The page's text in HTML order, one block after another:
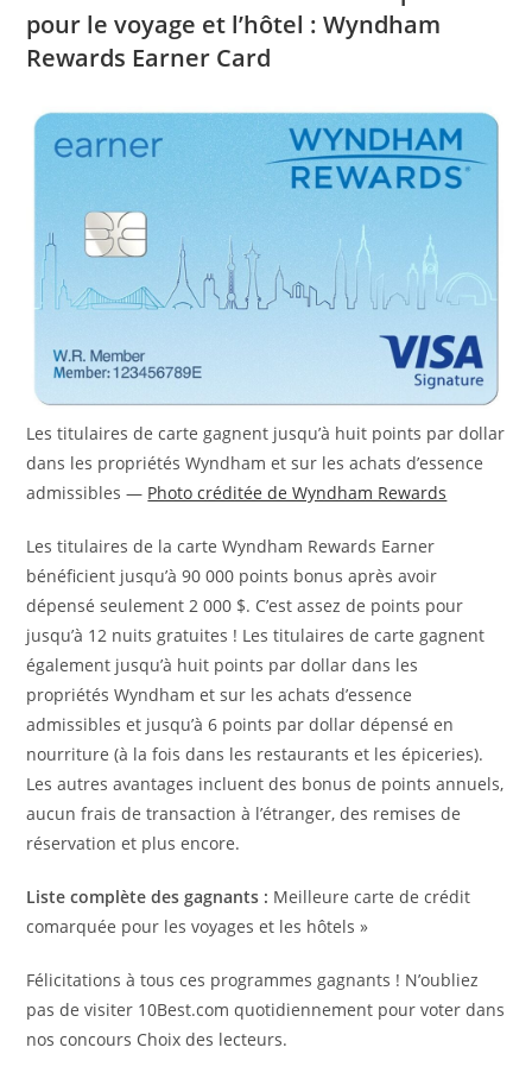
pour le voyage et l’hôtel : Wyndham
Rewards Earner Card
Les titulaires de carte gagnent jusqu’à huit points par dollar
dans les propriétés Wyndham et sur les achats d’essence
admissibles — Photo créditée de Wyndham Rewards
Les titulaires de la carte Wyndham Rewards Earner
bénéficient jusqu’à 90 000 points bonus après avoir
dépensé seulement 2 000 $. C’est assez de points pour
jusqu’à 12 nuits gratuites ! Les titulaires de carte gagnent
également jusqu’à huit points par dollar dans les
propriétés Wyndham et sur les achats d’essence
admissibles et jusqu’à 6 points par dollar dépensé en
nourriture (à la fois dans les restaurants et les épiceries).
Les autres avantages incluent des bonus de points annuels,
aucun frais de transaction à l’étranger, des remises de
réservation et plus encore.
Liste complète des gagnants : Meilleure carte de crédit
comarquée pour les voyages et les hôtels »
Félicitations à tous ces programmes gagnants ! N’oubliez
pas de visiter 10Best.com quotidiennement pour voter dans
nos concours Choix des lecteurs.